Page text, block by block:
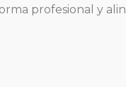
profesional y